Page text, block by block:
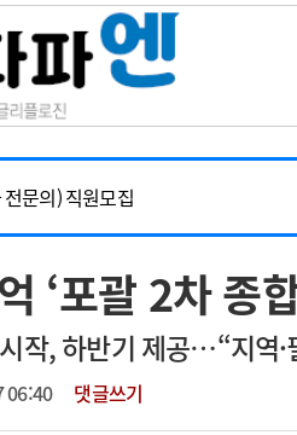
성분명 처방
AI의료
전공의 모집 결과
중소병원
판례
법적고지 광
모집
제 임상의사 채용
문의) 직원모집
트1년차) 모집
집
제 임상의사 채용
‘포괄 2차 종
작, 하반기 제공…“지역
06:40 댓글쓰기